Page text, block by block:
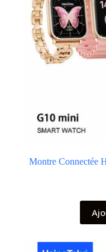
Montre Connectée